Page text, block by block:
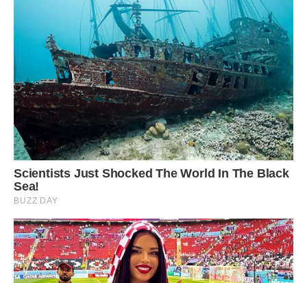
Однією з найвідоміших мільярдерів під цим знаком
Зодіаку була Ліліана Беттенкорт, найбагатша жінка світу,
власниця L’Oreal. На момент її відходу у 2017 році її активи
оцінювались у 39,5 мільярда доларів. Також важко знайти
Терезів в останньому списку Forbes. Це президент
швейної компанії H&M Стефан Перссон з багатством
понад 16,8 мільярдів доларів.
12. Лев
Ви хочете, щоб ваша дитина була успішною? Плануйте
свою вагітність так, щоб вона народилася в кінці липня
або в першій половині серпня. Зодіакальні Леви впевнені
та амбітні. Для них характерні великі організаторські
здібності. Вони на 100% віддані всьому, що роблять.
Своєю енергією та харизмою вони приваблюють інших. В
результаті вони опиняються в центрі уваги, що доставляє